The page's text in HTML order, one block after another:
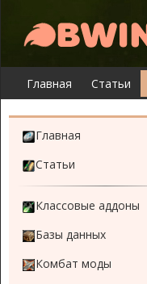
Главная Статьи
Главная
Статьи
Классовые аддоны
Базы данных
Комбат моды